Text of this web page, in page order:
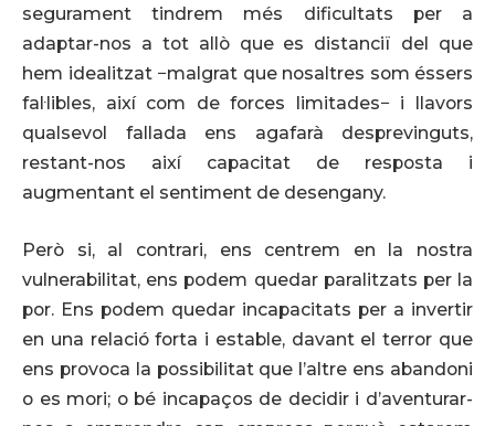
segurament tindrem més dificultats per a
adaptar-nos a tot allò que es distanciï del que
hem idealitzat −malgrat que nosaltres som éssers
fal·libles, així com de forces limitades− i llavors
qualsevol fallada ens agafarà desprevinguts,
restant-nos així capacitat de resposta i
augmentant el sentiment de desengany.
Però si, al contrari, ens centrem en la nostra
vulnerabilitat, ens podem quedar paralitzats per la
por. Ens podem quedar incapacitats per a invertir
en una relació forta i estable, davant el terror que
ens provoca la possibilitat que l’altre ens abandoni
o es mori; o bé incapaços de decidir i d’aventurar-